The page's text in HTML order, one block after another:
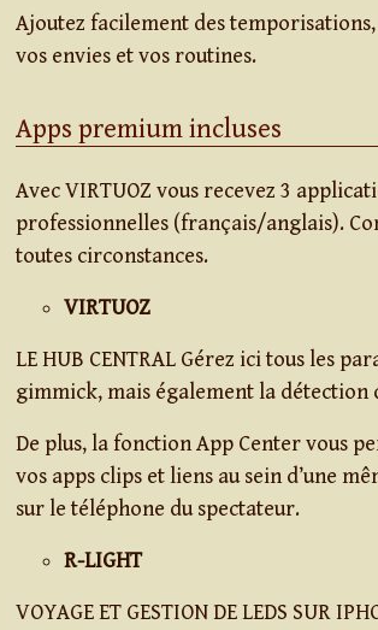
Ajoutez facilement des
vos envies et vos routines.
Apps premium incluses
Avec VIRTUOZ vous recevez 3
professionnelles (français/anglais).
toutes circonstances.
VIRTUOZ
LE HUB CENTRAL Gérez ici tous les
gimmick, mais également la détection
De plus, la fonction App Center vous
vos apps clips et liens au sein d’une
sur le téléphone du spectateur.
R-LIGHT
VOYAGE ET GESTION DE LEDS SUR